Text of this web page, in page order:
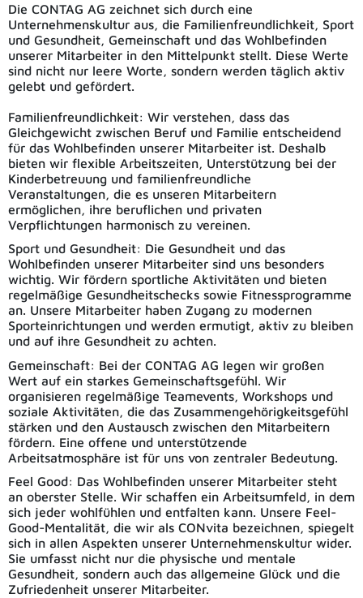
Die CONTAG AG zeichnet sich durch eine
Unternehmenskultur aus, die Familienfreundlichkeit, Sport
und Gesundheit, Gemeinschaft und das Wohlbefinden
unserer Mitarbeiter in den Mittelpunkt stellt. Diese Werte
sind nicht nur leere Worte, sondern werden täglich aktiv
gelebt und gefördert.
Familienfreundlichkeit: Wir verstehen, dass das
Gleichgewicht zwischen Beruf und Familie entscheidend
für das Wohlbefinden unserer Mitarbeiter ist. Deshalb
bieten wir flexible Arbeitszeiten, Unterstützung bei der
Kinderbetreuung und familienfreundliche
Veranstaltungen, die es unseren Mitarbeitern
ermöglichen, ihre beruflichen und privaten
Verpflichtungen harmonisch zu vereinen.
Sport und Gesundheit: Die Gesundheit und das
Wohlbefinden unserer Mitarbeiter sind uns besonders
wichtig. Wir fördern sportliche Aktivitäten und bieten
regelmäßige Gesundheitschecks sowie Fitnessprogramme
an. Unsere Mitarbeiter haben Zugang zu modernen
Sporteinrichtungen und werden ermutigt, aktiv zu bleiben
und auf ihre Gesundheit zu achten.
Gemeinschaft: Bei der CONTAG AG legen wir großen
Wert auf ein starkes Gemeinschaftsgefühl. Wir
organisieren regelmäßige Teamevents, Workshops und
soziale Aktivitäten, die das Zusammengehörigkeitsgefühl
stärken und den Austausch zwischen den Mitarbeitern
fördern. Eine offene und unterstützende
Arbeitsatmosphäre ist für uns von zentraler Bedeutung.
Feel Good: Das Wohlbefinden unserer Mitarbeiter steht
an oberster Stelle. Wir schaffen ein Arbeitsumfeld, in dem
sich jeder wohlfühlen und entfalten kann. Unsere Feel-
Good-Mentalität, die wir als CONvita bezeichnen, spiegelt
sich in allen Aspekten unserer Unternehmenskultur wider.
Sie umfasst nicht nur die physische und mentale
Gesundheit, sondern auch das allgemeine Glück und die
Zufriedenheit unserer Mitarbeiter.